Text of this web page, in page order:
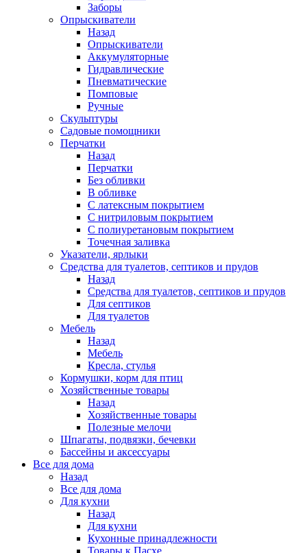
Заборы
Опрыскиватели
Назад
Опрыскиватели
Аккумуляторные
Гидравлические
Пневматические
Помповые
Ручные
Скульптуры
Садовые помощники
Перчатки
Назад
Перчатки
Без обливки
В обливке
С латексным покрытием
С нитриловым покрытием
С полиуретановым покрытием
Точечная заливка
Указатели, ярлыки
Средства для туалетов, септиков и прудов
Назад
Средства для туалетов, септиков и прудов
Для септиков
Для туалетов
Мебель
Назад
Мебель
Кресла, стулья
Кормушки, корм для птиц
Хозяйственные товары
Назад
Хозяйственные товары
Полезные мелочи
Шпагаты, подвязки, бечевки
Бассейны и аксессуары
Все для дома
Назад
Все для дома
Для кухни
Назад
Для кухни
Кухонные принадлежности
Товары к Пасхе